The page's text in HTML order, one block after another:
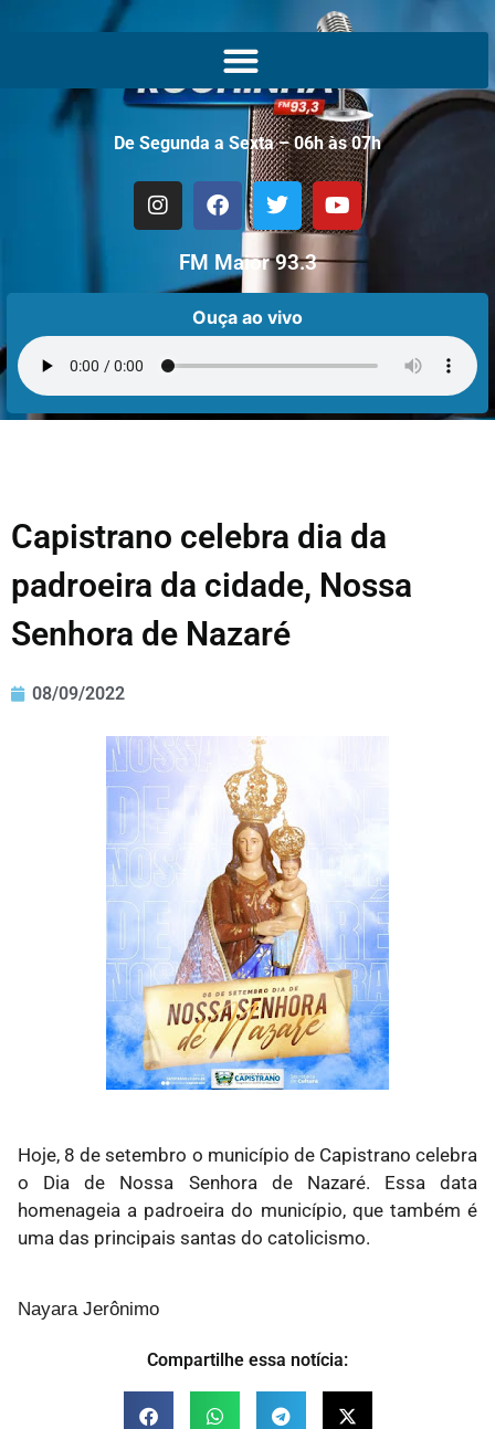
De Segunda a Sexta – 06h às 07h
FM Maior 93.3
Ouça ao vivo
Capistrano celebra dia da
padroeira da cidade, Nossa
Senhora de Nazaré
08/09/2022
Hoje, 8 de setembro o município de Capistrano celebra
o Dia de Nossa Senhora de Nazaré. Essa data
homenageia a padroeira do município, que também é
uma das principais santas do catolicismo.
Nayara Jerônimo
Compartilhe essa notícia: